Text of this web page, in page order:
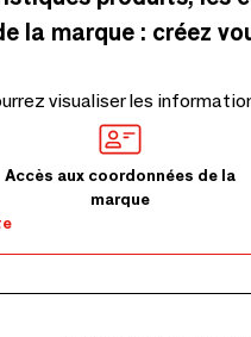
la marque : créez
visualiser les
Accès aux coordonnées de la
marque